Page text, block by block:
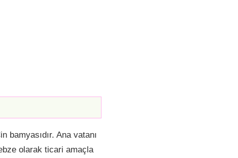
bamyasıdır. Ana vatanı
olarak ticari amaçla